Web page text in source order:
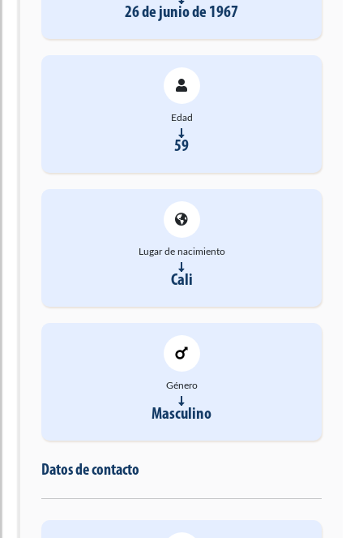
26 de junio de 1967
Edad
59
Lugar de nacimiento
Cali
Género
Masculino
Datos de contacto